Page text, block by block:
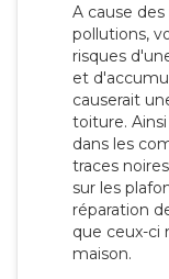
A cause
pollutions,
risques
et
causerait
toiture.
dans les
traces
sur les
réparation
que ceux-ci
maison.